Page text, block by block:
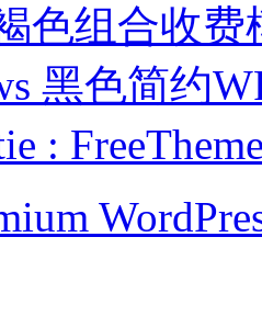
色组合收费
黑色简约
: